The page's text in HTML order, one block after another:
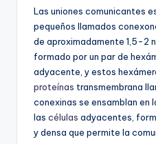
Las uniones comunicantes
pequeños llamados
de aproximadamente 1,5-2
formado por un par de
adyacente, y estos
proteínas transmembrana
conexinas se ensamblan en
las células adyacentes,
y densa que permite la